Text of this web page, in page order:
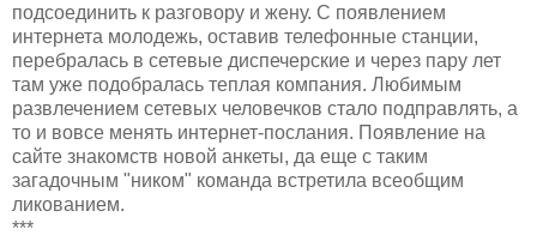
подсоединить к разговору и жену. С появлением
интернета молодежь, оставив телефонные станции,
перебралась в сетевые диспечерские и через пару лет
там уже подобралась теплая компания. Любимым
развлечением сетевых человечков стало подправлять, а
то и вовсе менять интернет-послания. Появление на
сайте знакомств новой анкеты, да еще с таким
загадочным "ником" команда встретила всеобщим
ликованием.
***